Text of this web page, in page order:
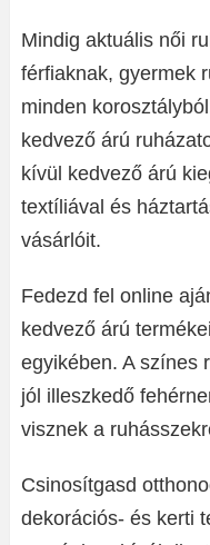
Mindig aktuális női
férfiaknak, gyermek
minden
kedvező árú
kívül kedvező árú
textíliával és
vásárlóit.
Fedezd fel online
kedvező árú
egyikében. A színes
jól illeszkedő
visznek a
Csinosítgasd
dekorációs- és kerti